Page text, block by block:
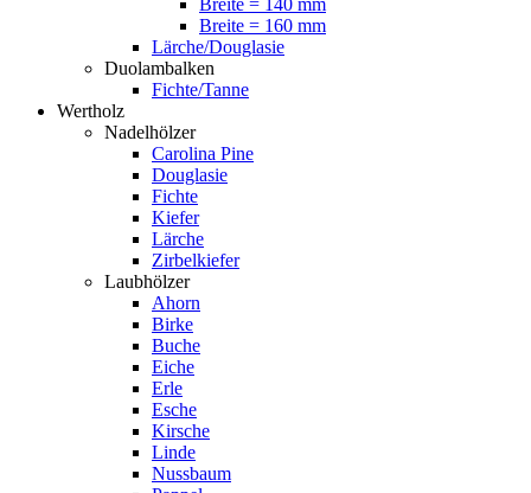
Breite = 140 mm
Breite = 160 mm
Lärche/Douglasie
Duolambalken
Fichte/Tanne
Wertholz
Nadelhölzer
Carolina Pine
Douglasie
Fichte
Kiefer
Lärche
Zirbelkiefer
Laubhölzer
Ahorn
Birke
Buche
Eiche
Erle
Esche
Kirsche
Linde
Nussbaum